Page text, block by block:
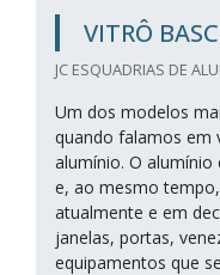
VITRÔ
JC ESQUADRIAS DE
Um dos modelos
quando falamos em
alumínio. O
e, ao mesmo
atualmente e em
janelas, portas,
equipamentos que